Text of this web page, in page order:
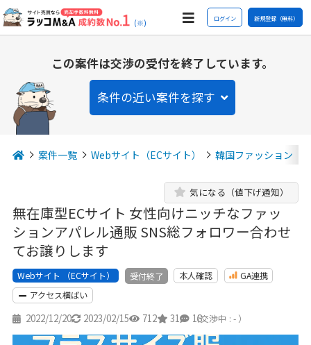
(※) ログイン 新規登録（無料）
この案件は交渉の受付を終了しています。
条件の近い案件を探す
案件一覧 Webサイト（ECサイト） 韓国ファッション
無在庫型ECサイト 女性向けニッチなファッ
ションアパレル通販 SNS総フォロワー合わせ
てお譲りします
気になる（値下げ通知）
Webサイト （ECサイト） 受付終了 本人確認
GA連携
アクセス横ばい
2022/12/20 2023/02/15 712 31 18
（交渉中 : - ）